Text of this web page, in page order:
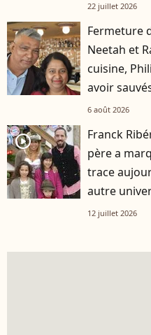
22 juillet 2026
Fermeture
Neetah et
cuisine,
avoir
6 août 2026
player2
Franck
père a
trace
autre
12 juillet 2026